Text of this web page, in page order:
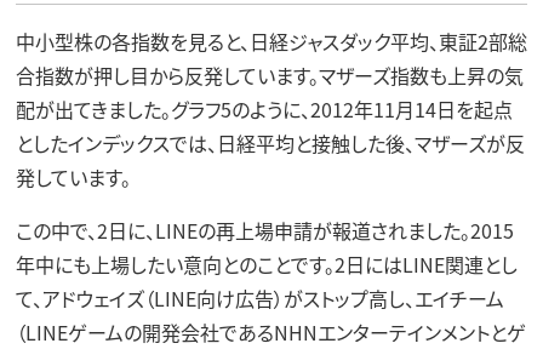
中小型株の各指数を見ると、日経ジャスダック平均、東証2部総
合指数が押し目から反発しています。マザーズ指数も上昇の気
配が出てきました。グラフ5のように、2012年11月14日を起点
としたインデックスでは、日経平均と接触した後、マザーズが反
発しています。
この中で、2日に、LINEの再上場申請が報道されました。2015
年中にも上場したい意向とのことです。2日にはLINE関連とし
て、アドウェイズ（LINE向け広告）がストップ高し、エイチーム
（LINEゲームの開発会社であるNHNエンターテインメントとゲ